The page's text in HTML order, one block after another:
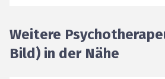
Weitere
Bild) in der Nähe